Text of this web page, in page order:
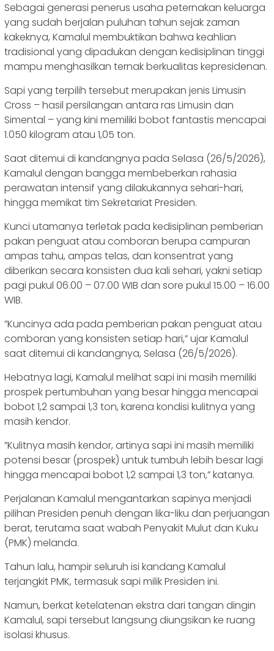
Sebagai generasi penerus usaha peternakan keluarga
yang sudah berjalan puluhan tahun sejak zaman
kakeknya, Kamalul membuktikan bahwa keahlian
tradisional yang dipadukan dengan kedisiplinan tinggi
mampu menghasilkan ternak berkualitas kepresidenan.
Sapi yang terpilih tersebut merupakan jenis Limusin
Cross – hasil persilangan antara ras Limusin dan
Simental – yang kini memiliki bobot fantastis mencapai
1.050 kilogram atau 1,05 ton.
Saat ditemui di kandangnya pada Selasa (26/5/2026),
Kamalul dengan bangga membeberkan rahasia
perawatan intensif yang dilakukannya sehari-hari,
hingga memikat tim Sekretariat Presiden.
Kunci utamanya terletak pada kedisiplinan pemberian
pakan penguat atau comboran berupa campuran
ampas tahu, ampas telas, dan konsentrat yang
diberikan secara konsisten dua kali sehari, yakni setiap
pagi pukul 06.00 – 07.00 WIB dan sore pukul 15.00 – 16.00
WIB.
‎​”Kuncinya ada pada pemberian pakan penguat atau
comboran yang konsisten setiap hari,” ujar Kamalul
saat ditemui di kandangnya, Selasa (26/5/2026).
Hebatnya lagi, Kamalul melihat sapi ini masih memiliki
prospek pertumbuhan yang besar hingga mencapai
bobot 1,2 sampai 1,3 ton, karena kondisi kulitnya yang
masih kendor.
‎​”Kulitnya masih kendor, artinya sapi ini masih memiliki
potensi besar (prospek) untuk tumbuh lebih besar lagi
hingga mencapai bobot 1,2 sampai 1,3 ton,” katanya.
Perjalanan Kamalul mengantarkan sapinya menjadi
pilihan Presiden penuh dengan lika-liku dan perjuangan
berat, terutama saat wabah Penyakit Mulut dan Kuku
(PMK) melanda.
Tahun lalu, hampir seluruh isi kandang Kamalul
terjangkit PMK, termasuk sapi milik Presiden ini.
Namun, berkat ketelatenan ekstra dari tangan dingin
Kamalul, sapi tersebut langsung diungsikan ke ruang
isolasi khusus.